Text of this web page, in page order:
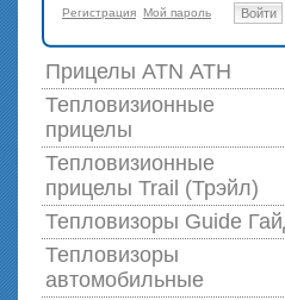
Регистрация Мой пароль Войти
Прицелы ATN АТН
Тепловизионные
прицелы
Тепловизионные
прицелы Trail (Трэйл)
Тепловизоры Guide
Тепловизоры
автомобильные